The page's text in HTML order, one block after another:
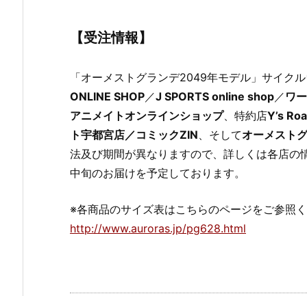
【受注情報】
「オーメストグランデ2049年モデル」サイク
ONLINE SHOP ／J SPORTS online shop ／ ワ
アニメイトオンラインショップ、特約店Y’s
ト宇都宮店／コミックZIN 、そしてオーメスト
法及び期間が異なりますので、詳しくは各店
中旬のお届けを予定しております。
※各商品のサイズ表はこちらのページをご参照
http://www.auroras.jp/pg628.html